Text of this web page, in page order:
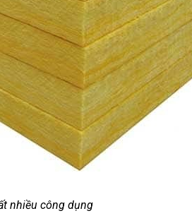
nhiều công dụng